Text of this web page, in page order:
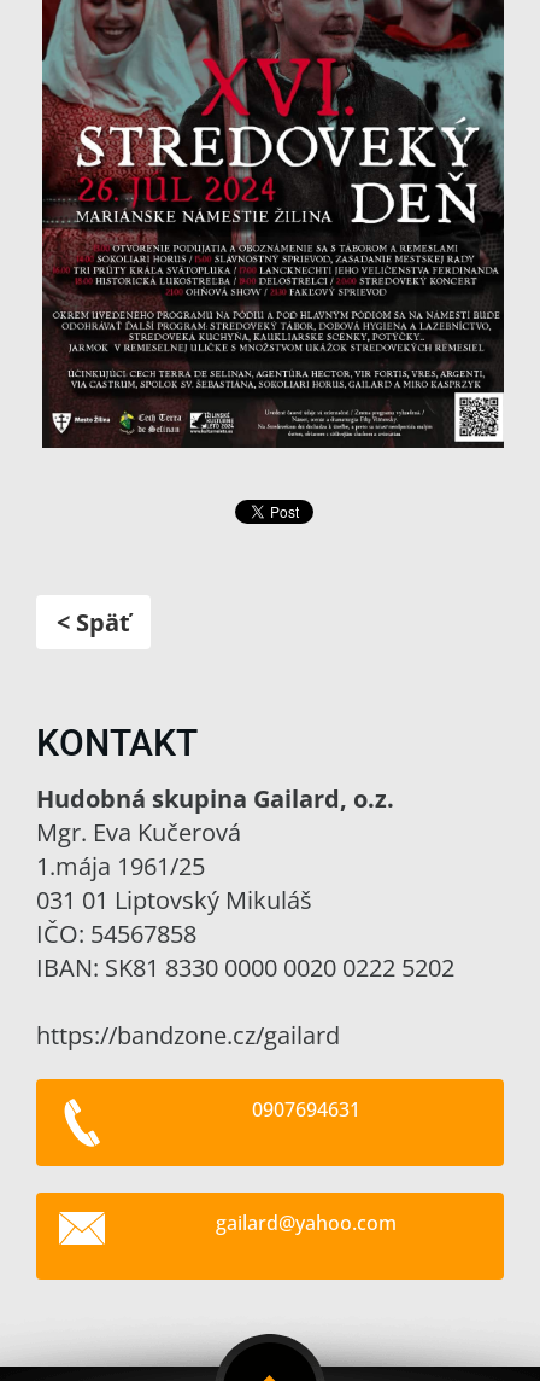
< Späť
KONTAKT
Hudobná skupina Gailard, o.z.
Mgr. Eva Kučerová
1.mája 1961/25
031 01 Liptovský Mikuláš
IČO: 54567858
IBAN: SK81 8330 0000 0020 0222 5202
https://bandzone.cz/gailard
0907694631
gailard@yahoo.com